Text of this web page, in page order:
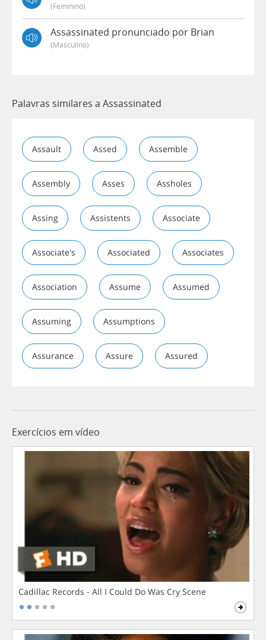
(feminino)
Assassinated pronunciado por Brian
(masculino)
Palavras similares a Assassinated
Assault Assed Assemble
Assembly Asses Assholes
Assing Assistents Associate
Associate's Associated Associates
Association Assume Assumed
Assuming Assumptions
Assurance Assure Assured
Exercícios em vídeo
Cadillac Records - All I Could Do Was Cry Scene